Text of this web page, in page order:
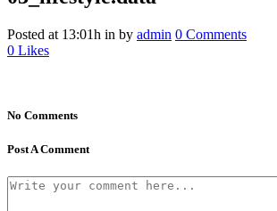
Posted at 13:01h in by admin 0 Comments
0 Likes
No Comments
Post A Comment